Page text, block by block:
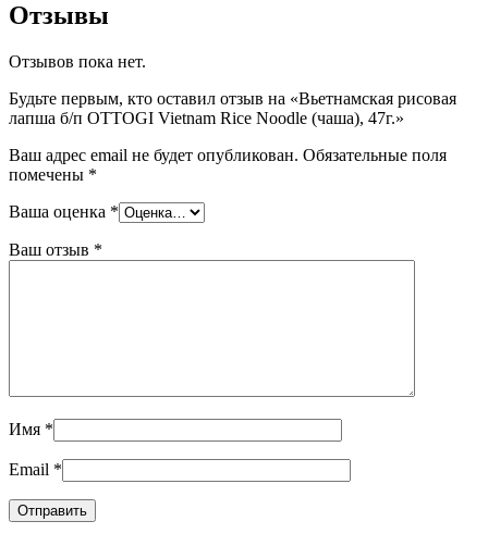
Отзывы
Отзывов пока нет.
Будьте первым, кто оставил отзыв на «Вьетнамская рисовая
лапша б/п OTTOGI Vietnam Rice Noodle (чаша), 47г.»
Ваш адрес email не будет опубликован. Обязательные поля
помечены *
Ваша оценка *
Ваш отзыв *
Имя *
Email *